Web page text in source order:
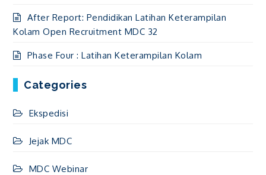
After Report: Pendidikan Latihan Keterampilan
Kolam Open Recruitment MDC 32
Phase Four : Latihan Keterampilan Kolam
Categories
Ekspedisi
Jejak MDC
MDC Webinar